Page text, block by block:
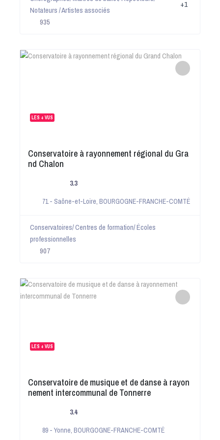
Notateurs / Artistes associés
+1
935
LES + VUS
Conservatoire à rayonnement régional du Gra
nd Chalon
3.3
71 - Saône-et-Loire, BOURGOGNE-FRANCHE-COMTÉ
Conservatoires/ Centres de formation/ Écoles
professionnelles
907
LES + VUS
Conservatoire de musique et de danse à rayon
nement intercommunal de Tonnerre
3.4
89 - Yonne, BOURGOGNE-FRANCHE-COMTÉ